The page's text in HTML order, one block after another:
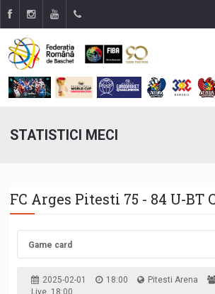
STATISTICI MECI
FC Arges Pitesti 75 - 84 U-BT
Game card
2025-02-01 18:00 Pitesti Arena